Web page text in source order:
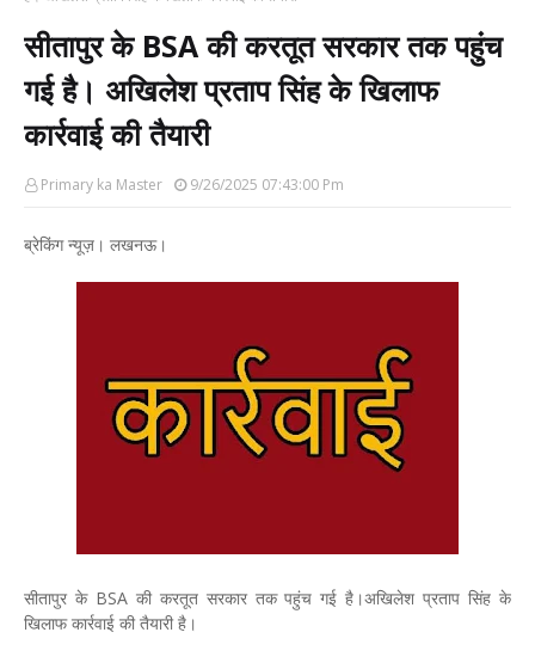
सीतापुर के BSA की करतूत सरकार तक पहुंच
गई है। अखिलेश प्रताप सिंह के खिलाफ
कार्रवाई की तैयारी
Primary ka Master 9/26/2025 07:43:00 Pm
ब्रेकिंग न्यूज़। लखनऊ।
सीतापुर के BSA की करतूत सरकार तक पहुंच गई है।अखिलेश प्रताप सिंह के
खिलाफ कार्रवाई की तैयारी है।